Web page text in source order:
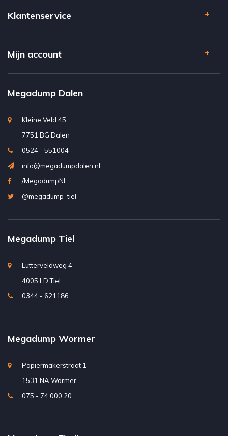
Klantenservice
Mijn account
Megadump Dalen
Kleine Veld 45
7751 BG Dalen
0524 - 551004
info@megadumpdalen.nl
/MegadumpNL
@megadump_tiel
Megadump Tiel
Lutterveldweg 4
4005 LD Tiel
0344 - 621186
Megadump Wormer
Papiermakerstraat 1
1531 NA Wormer
075 - 74 000 20